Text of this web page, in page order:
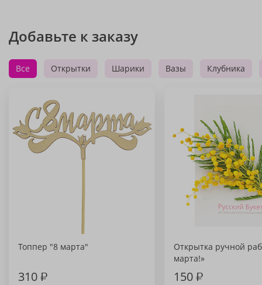
Добавьте к заказу
Все Открытки Шарики Вазы Клубника
Топпер "8 марта"
310₽
Открытка ручной
марта!»
150₽